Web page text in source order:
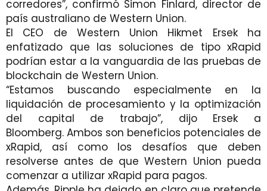
corredores”, confirmó Simon Finlard, director de
país australiano de Western Union.
El CEO de Western Union Hikmet Ersek ha
enfatizado que las soluciones de tipo xRapid
podrían estar a la vanguardia de las pruebas de
blockchain de Western Union.
“Estamos buscando especialmente en la
liquidación de procesamiento y la optimización
del capital de trabajo”, dijo Ersek a
Bloomberg. Ambos son beneficios potenciales de
xRapid, así como los desafíos que deben
resolverse antes de que Western Union pueda
comenzar a utilizar xRapid para pagos.